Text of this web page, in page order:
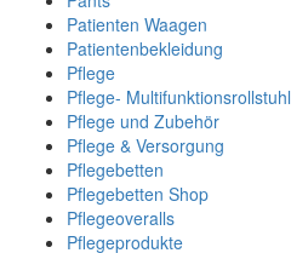
Patienten Waagen
Patientenbekleidung
Pflege
Pflege- Multifunktionsrollstuhl
Pflege und Zubehör
Pflege & Versorgung
Pflegebetten
Pflegebetten Shop
Pflegeoveralls
Pflegeprodukte